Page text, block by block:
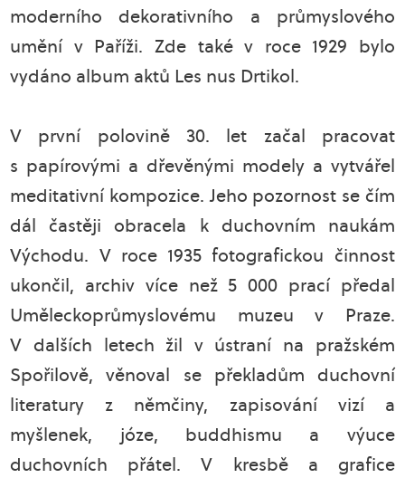
moderního dekorativního a průmyslového
umění v Paříži. Zde také v roce 1929 bylo
vydáno album aktů Les nus Drtikol.
V první polovině 30. let začal pracovat
s papírovými a dřevěnými modely a vytvářel
meditativní kompozice. Jeho pozornost se čím
dál častěji obracela k duchovním naukám
Východu. V roce 1935 fotografickou činnost
ukončil, archiv více než 5 000 prací předal
Uměleckoprůmyslovému muzeu v Praze.
V dalších letech žil v ústraní na pražském
Spořilově, věnoval se překladům duchovní
literatury z němčiny, zapisování vizí a
myšlenek, józe, buddhismu a výuce
duchovních přátel. V kresbě a grafice